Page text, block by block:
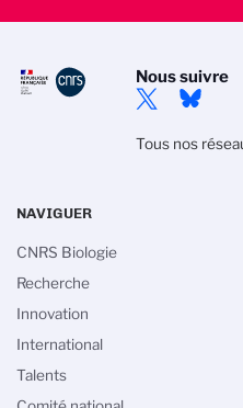
Nous suivre
Tous nos
NAVIGUER
CNRS Biologie
Recherche
Innovation
International
Talents